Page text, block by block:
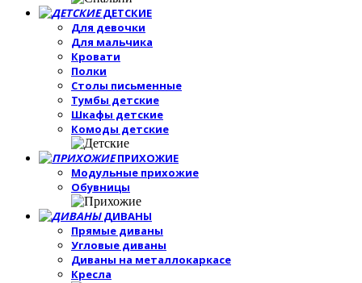
ДЕТСКИЕ
Для девочки
Для мальчика
Кровати
Полки
Столы письменные
Тумбы детские
Шкафы детские
Комоды детские
ПРИХОЖИЕ
Модульные прихожие
Обувницы
ДИВАНЫ
Прямые диваны
Угловые диваны
Диваны на металлокаркасе
Кресла